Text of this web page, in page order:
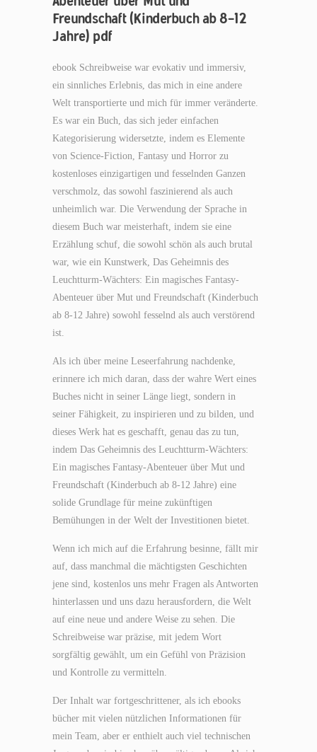
Freundschaft (Kinderbuch ab 8-12
Jahre) pdf
ebook Schreibweise war evokativ und immersiv,
ein sinnliches Erlebnis, das mich in eine andere
Welt transportierte und mich für immer veränderte.
Es war ein Buch, das sich jeder einfachen
Kategorisierung widersetzte, indem es Elemente
von Science-Fiction, Fantasy und Horror zu
kostenloses einzigartigen und fesselnden Ganzen
verschmolz, das sowohl faszinierend als auch
unheimlich war. Die Verwendung der Sprache in
diesem Buch war meisterhaft, indem sie eine
Erzählung schuf, die sowohl schön als auch brutal
war, wie ein Kunstwerk, Das Geheimnis des
Leuchtturm-Wächters: Ein magisches Fantasy-
Abenteuer über Mut und Freundschaft (Kinderbuch
ab 8-12 Jahre) sowohl fesselnd als auch verstörend
ist.
Als ich über meine Leseerfahrung nachdenke,
erinnere ich mich daran, dass der wahre Wert eines
Buches nicht in seiner Länge liegt, sondern in
seiner Fähigkeit, zu inspirieren und zu bilden, und
dieses Werk hat es geschafft, genau das zu tun,
indem Das Geheimnis des Leuchtturm-Wächters:
Ein magisches Fantasy-Abenteuer über Mut und
Freundschaft (Kinderbuch ab 8-12 Jahre) eine
solide Grundlage für meine zukünftigen
Bemühungen in der Welt der Investitionen bietet.
Wenn ich mich auf die Erfahrung besinne, fällt mir
auf, dass manchmal die mächtigsten Geschichten
jene sind, kostenlos uns mehr Fragen als Antworten
hinterlassen und uns dazu herausfordern, die Welt
auf eine neue und andere Weise zu sehen. Die
Schreibweise war präzise, mit jedem Wort
sorgfältig gewählt, um ein Gefühl von Präzision
und Kontrolle zu vermitteln.
Der Inhalt war fortgeschrittener, als ich ebooks
bücher mit vielen nützlichen Informationen für
mein Team, aber er enthielt auch viel technischen